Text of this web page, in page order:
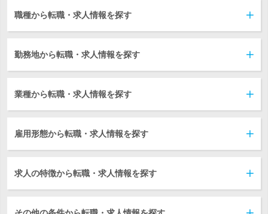
職種から転職・求人情報を探す
勤務地から転職・求人情報を探す
業種から転職・求人情報を探す
雇用形態から転職・求人情報を探す
求人の特徴から転職・求人情報を探す